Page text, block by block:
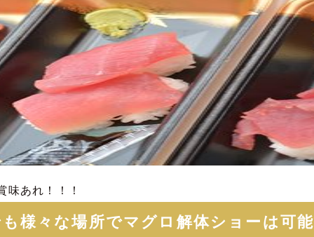
味あれ！！！
様々な場所でマグロ解体ショーは可能